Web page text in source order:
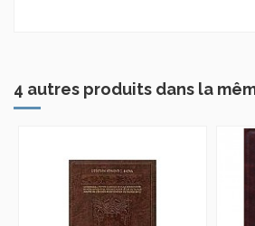
4 autres produits dans la